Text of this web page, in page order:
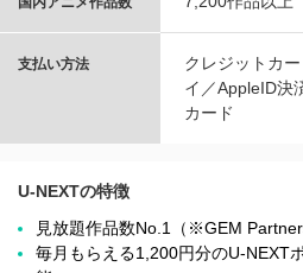
支払い方法
クレジットカ
イ／AppleID決
カード
U-NEXTの特徴
見放題作品数No.1（※GEM
毎月もらえる1,200円分のU-NEXT